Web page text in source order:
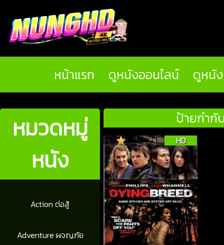
หน้าแรก ดูหนังออนไลน์ ดูหนั
หมวดหมู่
หนัง
Action ต่อสู้
Adventure ผจญภัย
ป้ายกำกั
HD